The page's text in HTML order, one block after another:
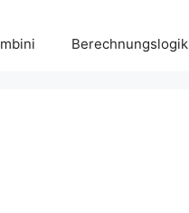
Berechnungslogik